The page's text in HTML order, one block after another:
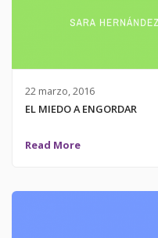
22 marzo, 2016
EL MIEDO A ENGORDAR
Read More